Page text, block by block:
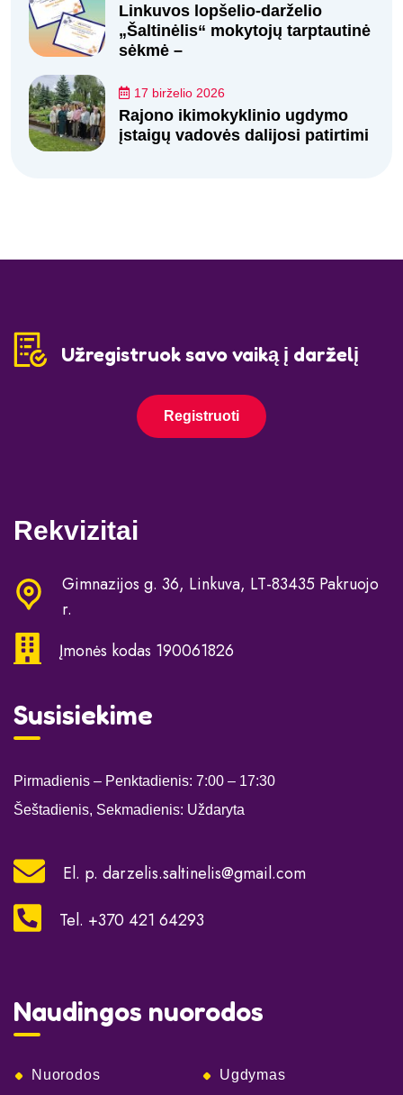
Linkuvos lopšelio-darželio
„Šaltinėlis“ mokytojų tarptautinė
sėkmė –
17 birželio 2026
Rajono ikimokyklinio ugdymo
įstaigų vadovės dalijosi patirtimi
Užregistruok savo vaiką į darželį
Registruoti
Rekvizitai
Gimnazijos g. 36, Linkuva, LT-83435 Pakruojo
r.
Įmonės kodas 190061826
Susisiekime
Pirmadienis – Penktadienis: 7:00 – 17:30
Šeštadienis, Sekmadienis: Uždaryta
El. p. darzelis.saltinelis@gmail.com
Tel. +370 421 64293
Naudingos nuorodos
Nuorodos Ugdymas